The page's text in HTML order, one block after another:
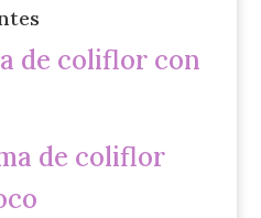
de coliflor con
de coliflor